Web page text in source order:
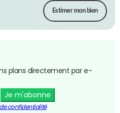
Estimer mon bien
plans directement par e-
Je m'abonne
confidentialité